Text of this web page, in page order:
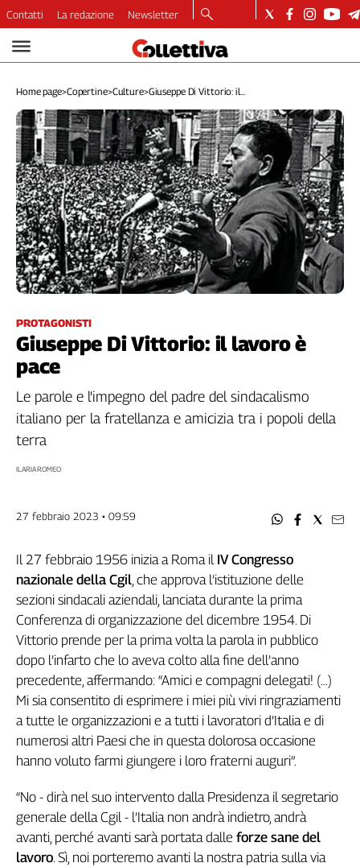
Video
Dirette
Longform
Copertine
Economia
Lavoro
Ambiente
Diritti
Welfare
Italia
Internazionale
Categorie
Filcams
Filctem
Fillea
Filt
Fisac
Flc
Nidil
Slc
Spi
Inca
Caaf
Speciali
G8
di
Genova,
il
ragione
120
anni
Cgil
Contatti La redazione Newsletter
Home page>Copertine>Culture>Giuseppe Di Vittorio: il...
PROTAGONISTI
Giuseppe Di Vittorio: il lavoro è
pace
Le parole e l'impegno del padre del sindacalismo
italiano per la fratellanza e amicizia tra i popoli della
terra
ILARIA ROMEO
27 febbraio 2023 • 09:59
Il 27 febbraio 1956 inizia a Roma il IV Congresso
nazionale della Cgil , che approva l’istituzione delle
sezioni sindacali aziendali, lanciata durante la prima
Conferenza di organizzazione del dicembre 1954. Di
Vittorio prende per la prima volta la parola in pubblico
dopo l’infarto che lo aveva colto alla fine dell’anno
precedente, affermando: “Amici e compagni delegati! (…)
Mi sia consentito di esprimere i miei più vivi ringraziamenti
a tutte le organizzazioni e a tutti i lavoratori d’Italia e di
numerosi altri Paesi che in questa dolorosa occasione
hanno voluto farmi giungere i loro fraterni auguri”.
“No - dirà nel suo intervento dalla Presidenza il segretario
generale della Cgil - l’Italia non andrà indietro, andrà
avanti, perché avanti sarà portata dalle forze sane del
lavoro. Sì, noi porteremo avanti la nostra patria sulla via